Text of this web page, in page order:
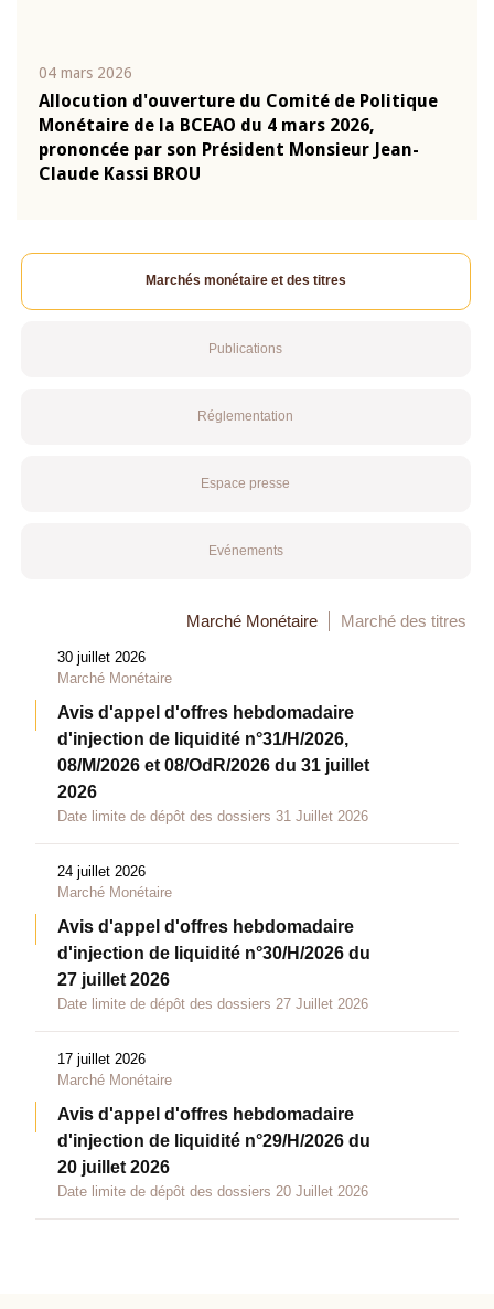
04 mars 2026
Allocution d'ouverture du Comité de Politique
Monétaire de la BCEAO du 4 mars 2026,
prononcée par son Président Monsieur Jean-
Claude Kassi BROU
Marchés monétaire et des titres
Publications
Réglementation
Espace presse
Evénements
Marché Monétaire Marché des titres
30 juillet 2026
Marché Monétaire
Avis d'appel d'offres hebdomadaire
d'injection de liquidité n°31/H/2026,
08/M/2026 et 08/OdR/2026 du 31 juillet
2026
Date limite de dépôt des dossiers 31 Juillet 2026
24 juillet 2026
Marché Monétaire
Avis d'appel d'offres hebdomadaire
d'injection de liquidité n°30/H/2026 du
27 juillet 2026
Date limite de dépôt des dossiers 27 Juillet 2026
17 juillet 2026
Marché Monétaire
Avis d'appel d'offres hebdomadaire
d'injection de liquidité n°29/H/2026 du
20 juillet 2026
Date limite de dépôt des dossiers 20 Juillet 2026